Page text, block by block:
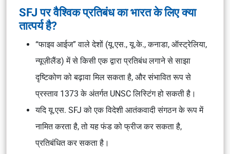
SFJ पर वैश्विक प्रतिबंध का भारत के लिए क्या
तात्पर्य है?
“फाइव आईज” वाले देशों (यू.एस., यू.के., कनाडा, ऑस्ट्रेलिया,
न्यूज़ीलैंड) में से किसी एक द्वारा प्रतिबंध लगाने से साझा
दृष्टिकोण को बढ़ावा मिल सकता है, और संभावित रूप से
प्रस्ताव 1373 के अंतर्गत UNSC लिस्टिंग हो सकती है।
यदि यू.एस. SFJ को एक विदेशी आतंकवादी संगठन के रूप में
नामित करता है, तो यह फंड को फ्रीज कर सकता है,
प्रतिबंधित कर सकता है।